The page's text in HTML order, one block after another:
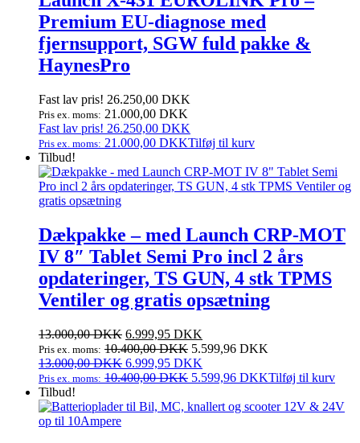
Premium EU‑diagnose med
fjernsupport, SGW fuld pakke &
HaynesPro
Fast lav pris! 26.250,00 DKK
Pris ex. moms: 21.000,00 DKK
Fast lav pris! 26.250,00 DKK
Pris ex. moms: 21.000,00 DKKTilføj til kurv
Tilbud!
Dækpakke – med Launch CRP-MOT
IV 8″ Tablet Semi Pro incl 2 års
opdateringer, TS GUN, 4 stk TPMS
Ventiler og gratis opsætning
13.000,00DKK Den
oprindelige
pris
var:
6.999,95 DKK
aktuelle
er:
Pris ex. moms: 10.400,00DKK 5.599,96 DKK
13.000,00DKK Den
oprindelige
var:
6.999,95 DKK
aktuelle
er:
Pris ex. moms: 10.400,00DKK 5.599,96 DKKTilføj til kurv
Tilbud!